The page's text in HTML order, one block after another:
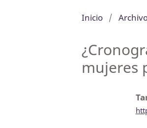
Inicio /
mujeres